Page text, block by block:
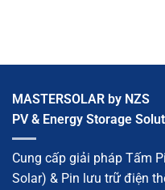
MASTERSOLAR by NZS
PV & Energy Storage
Cung cấp giải pháp Tấm
Solar) & Pin lưu trữ điện